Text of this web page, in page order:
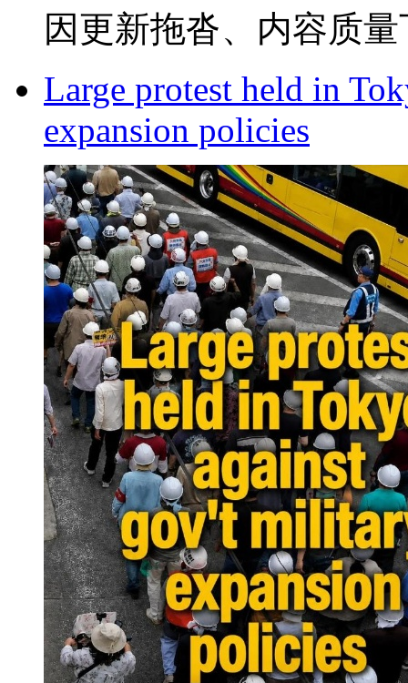
因更新拖沓、内容质
Large protest held in
expansion policies